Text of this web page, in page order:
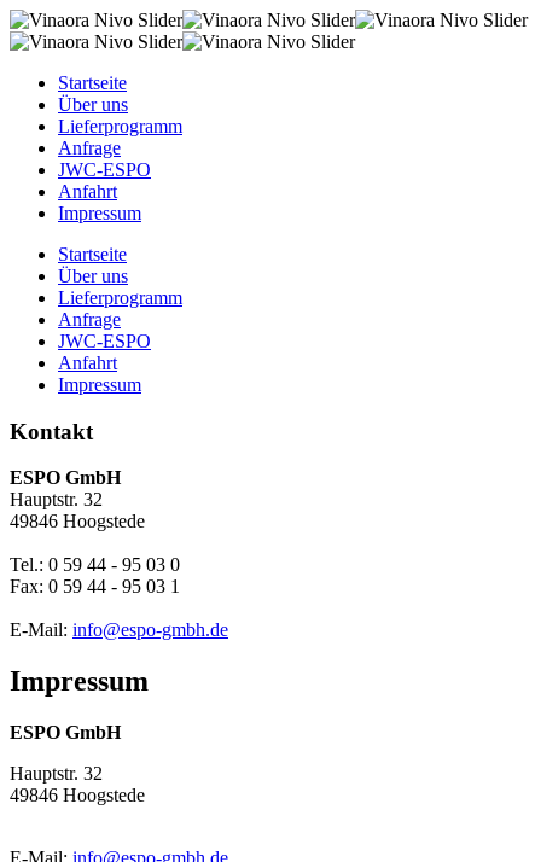
Startseite
Über uns
Lieferprogramm
Anfrage
JWC-ESPO
Anfahrt
Impressum
Startseite
Über uns
Lieferprogramm
Anfrage
JWC-ESPO
Anfahrt
Impressum
Kontakt
ESPO GmbH
Hauptstr. 32
49846 Hoogstede
Tel.: 0 59 44 - 95 03 0
Fax: 0 59 44 - 95 03 1
E-Mail: info@espo-gmbh.de
Impressum
ESPO GmbH
Hauptstr. 32
49846 Hoogstede